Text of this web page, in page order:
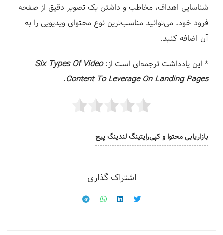
شناسایی اهداف، مخاطب و داشتن یک تصویر دقیق از صفحه
فرود خود، می‌توانید مناسب‌ترین نوع محتوای ویدیویی را به
آن اضافه کنید.
* این یادداشت ترجمه‌ای است از:Six Types Of Video
Content To Leverage On Landing Pages
.
بازاریابی محتوا و کپی‌رایتینگ لندینگ پیج
اشتراک گذاری